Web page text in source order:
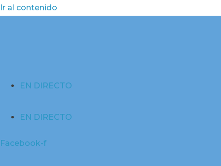
Ir al contenido
EN DIRECTO
EN DIRECTO
Facebook-f